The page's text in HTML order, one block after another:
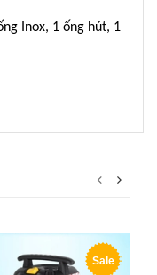
Inox, 1 ống hút, 1
Sale